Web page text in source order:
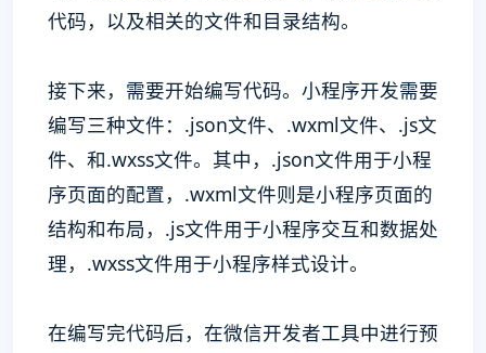
代码，以及相关的文件和目录结构。
接下来，需要开始编写代码。小程序开发需要
编写三种文件：.json文件、.wxml文件、.js文
件、和.wxss文件。其中，.json文件用于小程
序页面的配置，.wxml文件则是小程序页面的
结构和布局，.js文件用于小程序交互和数据处
理，.wxss文件用于小程序样式设计。
在编写完代码后，在微信开发者工具中进行预